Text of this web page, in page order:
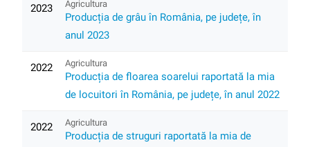
2023 Agricultura
Producția de grâu în România, pe județe, în
anul 2023
2022 Agricultura
Producția de floarea soarelui raportată la mia
de locuitori în România, pe județe, în anul 2022
2022 Agricultura
Producția de struguri raportată la mia de